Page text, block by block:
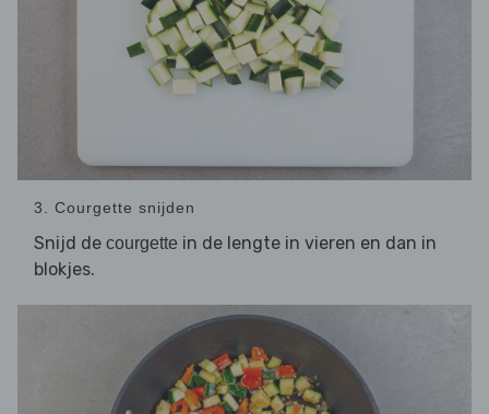
3. Courgette snijden
Snijd de courgette in de lengte in vieren en dan in
blokjes.